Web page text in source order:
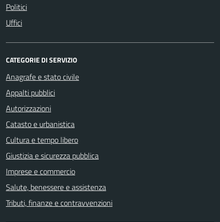
Politici
Uffici
CATEGORIE DI SERVIZIO
Anagrafe e stato civile
Appalti pubblici
Autorizzazioni
Catasto e urbanistica
Cultura e tempo libero
Giustizia e sicurezza pubblica
Imprese e commercio
Salute, benessere e assistenza
Tributi, finanze e contravvenzioni